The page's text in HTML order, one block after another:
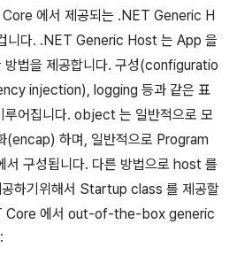
에서 제공되는 .NET Generic H
니다. .NET Generic Host 는 App 을
방법을 제공합니다. 구성(configuratio
injection), logging 등과 같은 표
루어집니다. object 는 일반적으로 모
하며, 일반적으로 Program
구성됩니다. 다른 방법으로 host 를
공하기위해서 Startup class 를 제공할
Core 에서 out-of-the-box generic